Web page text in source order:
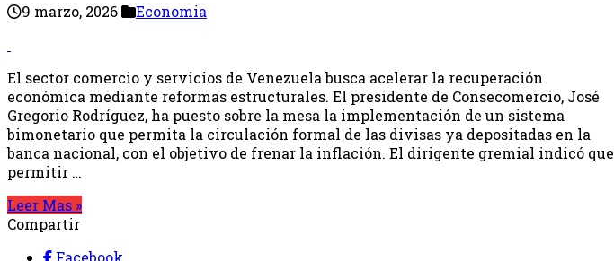
9 marzo, 2026 Economia
El sector comercio y servicios de Venezuela busca acelerar la recuperación
económica mediante reformas estructurales. El presidente de Consecomercio, José
Gregorio Rodríguez, ha puesto sobre la mesa la implementación de un sistema
bimonetario que permita la circulación formal de las divisas ya depositadas en la
banca nacional, con el objetivo de frenar la inflación. El dirigente gremial indicó que
permitir …
Leer Mas »
Compartir
Facebook